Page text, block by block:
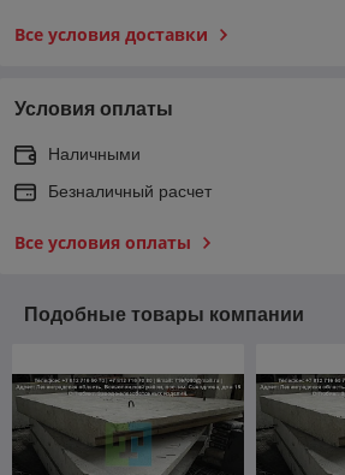
Все условия доставки
Условия оплаты
Наличными
Безналичный расчет
Все условия оплаты
Подобные товары компании